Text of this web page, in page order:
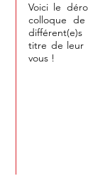
Voici le
colloque
titre de leur
vous !